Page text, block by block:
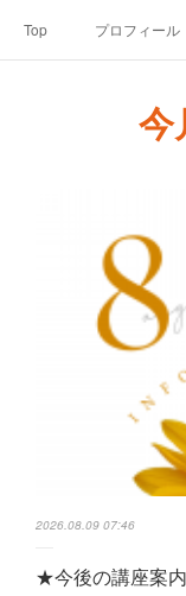
Top プロフィール
オンライン個別食事相談
今
2026.08.09 07:46
★今後の講座案